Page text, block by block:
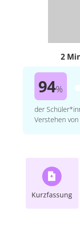
2
94%
der
Verstehen
Kurzfassung